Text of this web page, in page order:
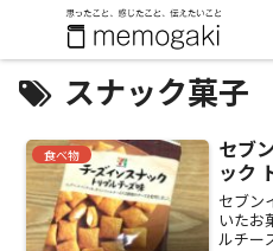
スナック菓子
食べ物
セブ
ック
セブン
いたお
ルチー